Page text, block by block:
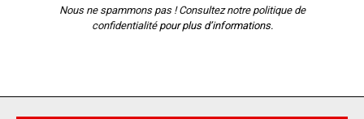
Nous ne spammons pas ! Consultez notre politique de
confidentialitépour plus d’informations.